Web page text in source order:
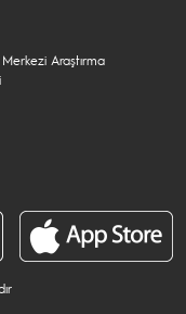
Araştırma